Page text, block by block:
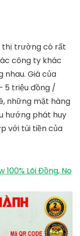
thị trường có rất
công ty khác
nhau. Giá của
5 triệu đồng /
những mặt hàng
hướng phát huy
với túi tiền của
Lõi Đồng, No